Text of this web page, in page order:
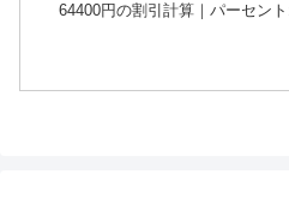
64400円の割引計算｜パーセン